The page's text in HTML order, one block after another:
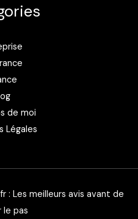
de moi
Légales
: Les meilleurs avis avant de
le pas